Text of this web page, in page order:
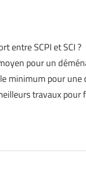
entre SCPI et SCI ?
pour un
minimum pour une
travaux pour